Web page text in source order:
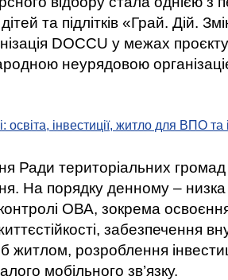
дітей та підлітків «Грай. Дій.
DOCCU у межах
неурядовою
освіта, інвестиції, житло для ВПО
Ради територіальних громад
На порядку денному –
ОВА, зокрема освоєння
забезпечення
житлом, розроблення
мобільного зв’язку.